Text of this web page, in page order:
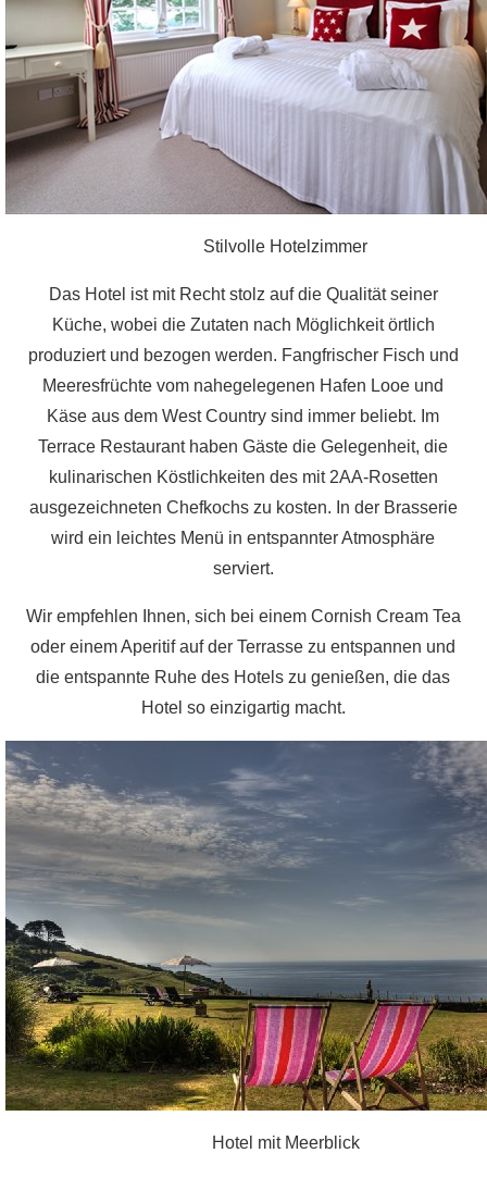
Stilvolle Hotelzimmer
Das Hotel ist mit Recht stolz auf die Qualität seiner
Küche, wobei die Zutaten nach Möglichkeit örtlich
produziert und bezogen werden. Fangfrischer Fisch und
Meeresfrüchte vom nahegelegenen Hafen Looe und
Käse aus dem West Country sind immer beliebt. Im
Terrace Restaurant haben Gäste die Gelegenheit, die
kulinarischen Köstlichkeiten des mit 2AA-Rosetten
ausgezeichneten Chefkochs zu kosten. In der Brasserie
wird ein leichtes Menü in entspannter Atmosphäre
serviert.
Wir empfehlen Ihnen, sich bei einem Cornish Cream Tea
oder einem Aperitif auf der Terrasse zu entspannen und
die entspannte Ruhe des Hotels zu genießen, die das
Hotel so einzigartig macht.
Hotel mit Meerblick